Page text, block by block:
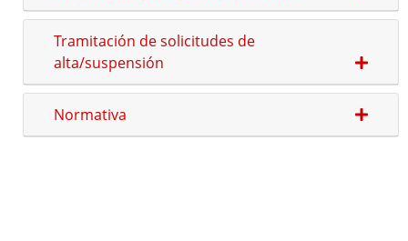
Tramitación de solicitudes de
alta/suspensión
Normativa